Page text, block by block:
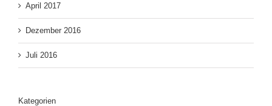
April 2017
Dezember 2016
Juli 2016
Kategorien